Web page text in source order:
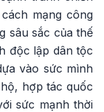
mạng công
sâu sắc của thế
độc lập dân tộc
vào sức mình
hợp tác quốc
sức mạnh thời